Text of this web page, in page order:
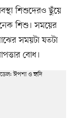
শিশুদেরও ছুঁয়ে
শিশু। সময়ের
সময়টা যতটা
বোধ।